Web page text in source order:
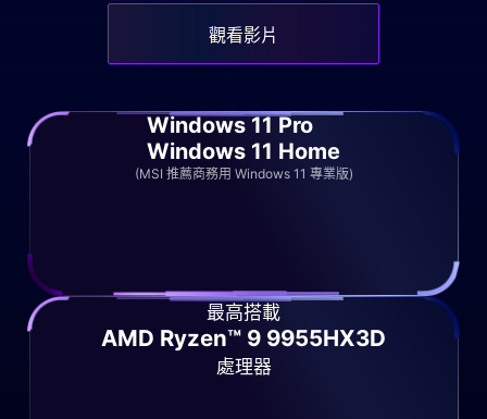
觀看影片
Windows 11 Pro
Windows 11 Home
(MSI 推薦商務用 Windows 11 專業版)
最高搭載
AMD Ryzen™ 9 9955HX3D
處理器